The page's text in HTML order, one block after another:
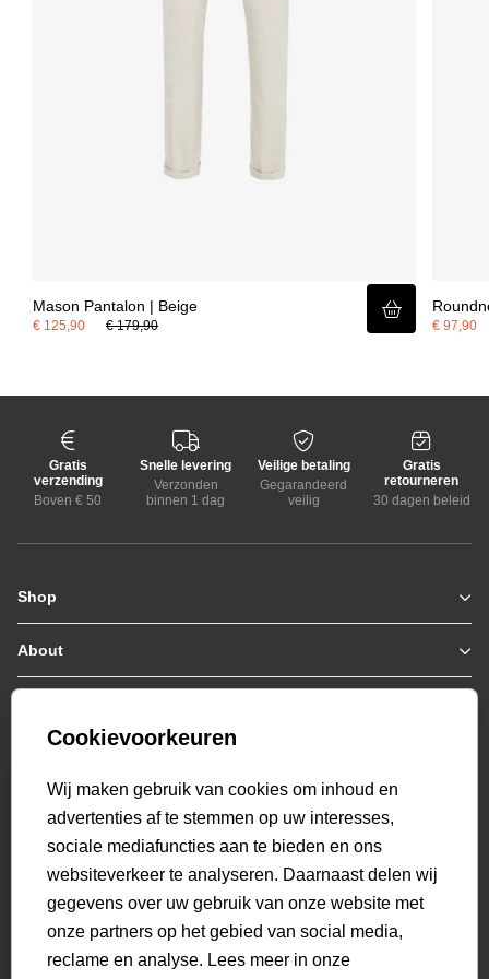
Mason Pantalon | Beige
€ 125,90 € 179,90 € 97,90
Gratis
verzending
Boven € 50
Snelle levering
Verzonden
binnen 1 dag
Veilige betaling
Gegarandeerd
veilig
Gratis
retourneren
30 dagen beleid
Shop
Zomerjassen
Jassen / Coats
Colberts
Hoodies
Polo's
T-shirts
Overshirts
Overhemden
Sweatpants
Broeken
Short sweatpants
About
Who we are
Genti X PSV
Bestellen & Betalen
Retourneren
Veelgestelde vragen
Mijn Account
beoordelingen
Cookievoorkeuren
Wij maken gebruik van cookies om inhoud en
advertenties af te stemmen op uw interesses,
sociale mediafuncties aan te bieden en ons
websiteverkeer te analyseren. Daarnaast delen wij
gegevens over uw gebruik van onze website met
onze partners op het gebied van social media,
reclame en analyse. Lees meer in onze